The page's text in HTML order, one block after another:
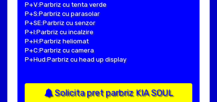
P+V:Parbriz cu tenta verde
P+S:Parbriz cu parasolar
P+SE:Parbriz cu senzor
P+I:Parbriz cu incalzire
P+H:Parbriz heliomat
P+C:Parbriz cu camera
P+Hud:Parbriz cu head up display
Solicita pret parbriz KIA SOUL